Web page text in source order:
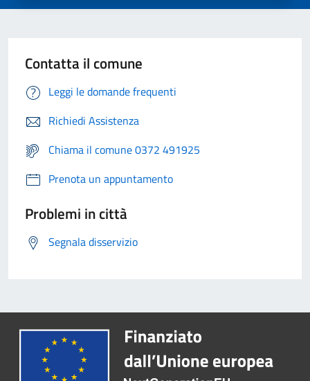
Contatta il comune
Leggi le domande frequenti
Richiedi Assistenza
Chiama il comune 0372 491925
Prenota un appuntamento
Problemi in città
Segnala disservizio